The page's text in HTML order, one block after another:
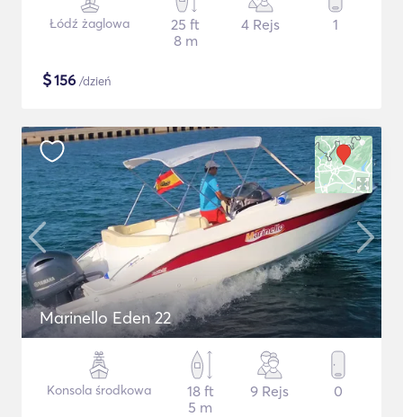
Łódź żaglowa
25 ft
8 m
4 Rejs 1
$156 /dzień
Marinello Eden 22
Konsola środkowa
18 ft
5 m
9 Rejs 0